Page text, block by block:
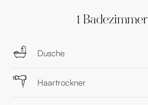
1 Badezimmer
Dusche
Haartrockner